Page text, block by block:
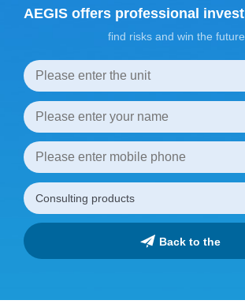
find risks and win the future